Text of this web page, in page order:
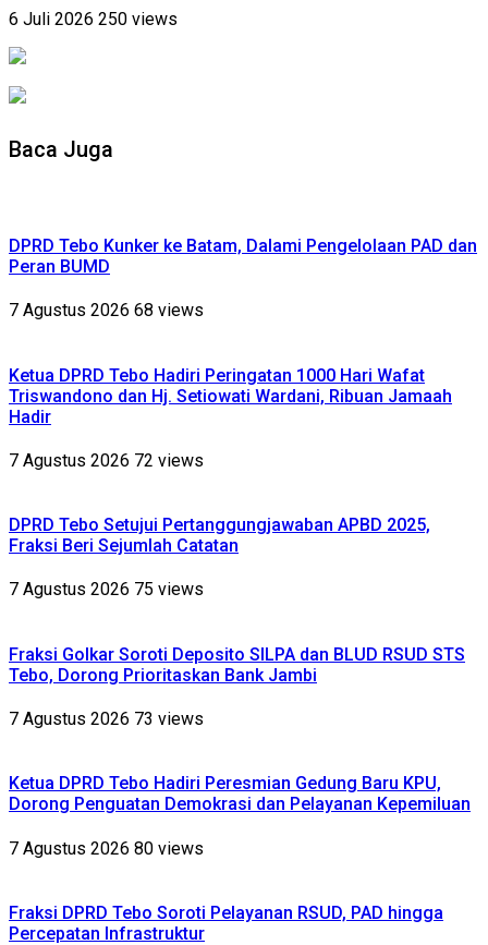
6 Juli 2026 250 views
Baca Juga
DPRD Tebo Kunker ke Batam, Dalami Pengelolaan PAD dan
Peran BUMD
7 Agustus 2026 68 views
Ketua DPRD Tebo Hadiri Peringatan 1000 Hari Wafat
Triswandono dan Hj. Setiowati Wardani, Ribuan Jamaah
Hadir
7 Agustus 2026 72 views
DPRD Tebo Setujui Pertanggungjawaban APBD 2025,
Fraksi Beri Sejumlah Catatan
7 Agustus 2026 75 views
Fraksi Golkar Soroti Deposito SILPA dan BLUD RSUD STS
Tebo, Dorong Prioritaskan Bank Jambi
7 Agustus 2026 73 views
Ketua DPRD Tebo Hadiri Peresmian Gedung Baru KPU,
Dorong Penguatan Demokrasi dan Pelayanan Kepemiluan
7 Agustus 2026 80 views
Fraksi DPRD Tebo Soroti Pelayanan RSUD, PAD hingga
Percepatan Infrastruktur